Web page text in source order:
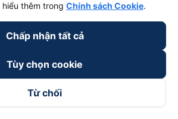
thêm trong Chính sách Cookie.
Chấp nhận tất cả
Tùy chọn cookie
Từ chối